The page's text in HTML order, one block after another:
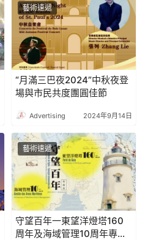
藝術速遞
“月滿三巴夜2024”中秋夜登
場與市民共度團圓佳節
Advertising 2024年9月14日
藝術速遞
守望百年一東望洋燈塔160
周年及海域管理10周年專題